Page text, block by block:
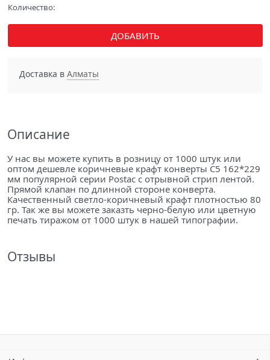
Количество:
ДОБАВИТЬ
Доставка в Алматы
Описание
У нас вы можете купить в розницу от 1000 штук или
оптом дешевле коричневые крафт конверты С5 162*229
мм популярной серии Postac с отрывной стрип лентой.
Прямой клапан по длинной стороне конверта.
Качественный светло-коричневый крафт плотностью 80
гр. Так же вы можете заказть черно-белую или цветную
печать тиражом от 1000 штук в нашей типографии.
Отзывы